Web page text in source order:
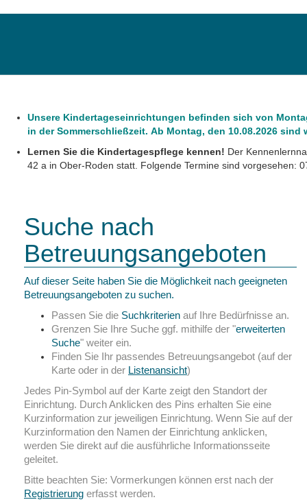
Unsere Kindertageseinrichtungen befinden sich von
in der Sommerschließzeit. Ab Montag, den 10.08.2026 sind
Lernen Sie die Kindertagespflege kennen! Der
42 a in Ober-Roden statt. Folgende Termine sind vorgesehen:
Suche nach
Betreuungsangeboten
Auf dieser Seite haben Sie die Möglichkeit nach geeigneten
Betreuungsangeboten zu suchen.
Passen Sie die Suchkriterien auf Ihre Bedürfnisse an.
Grenzen Sie Ihre Suche ggf. mithilfe der "erweiterten
Suche" weiter ein.
Finden Sie Ihr passendes Betreuungsangebot (auf der
Karte oder in der Listenansicht)
Jedes Pin-Symbol auf der Karte zeigt den Standort der
Einrichtung. Durch Anklicken des Pins erhalten Sie eine
Kurzinformation zur jeweiligen Einrichtung. Wenn Sie auf der
Kurzinformation den Namen der Einrichtung anklicken,
werden Sie direkt auf die ausführliche Informationsseite
geleitet.
Bitte beachten Sie: Vormerkungen können erst nach der
Registrierung erfasst werden.